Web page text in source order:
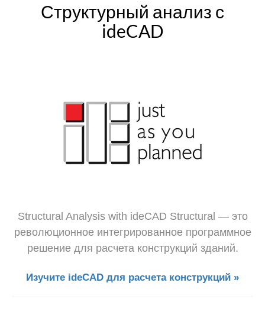
Структурный анализ с
ideCAD
Structural Analysis with ideCAD Structural — это
революционное интегрированное программное
решение для расчета конструкций зданий.
Изучите ideCAD для расчета конструкций »